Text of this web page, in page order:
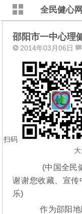
全民健心网
邵阳市一中心理
2014年03月06日
扫码
(中国全民
谢谢您收藏、宣
乐)
作为邵阳地